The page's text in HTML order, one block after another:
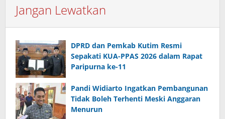
Jangan Lewatkan
DPRD dan Pemkab Kutim Resmi
Sepakati KUA-PPAS 2026 dalam Rapat
Paripurna ke-11
Pandi Widiarto Ingatkan Pembangunan
Tidak Boleh Terhenti Meski Anggaran
Menurun